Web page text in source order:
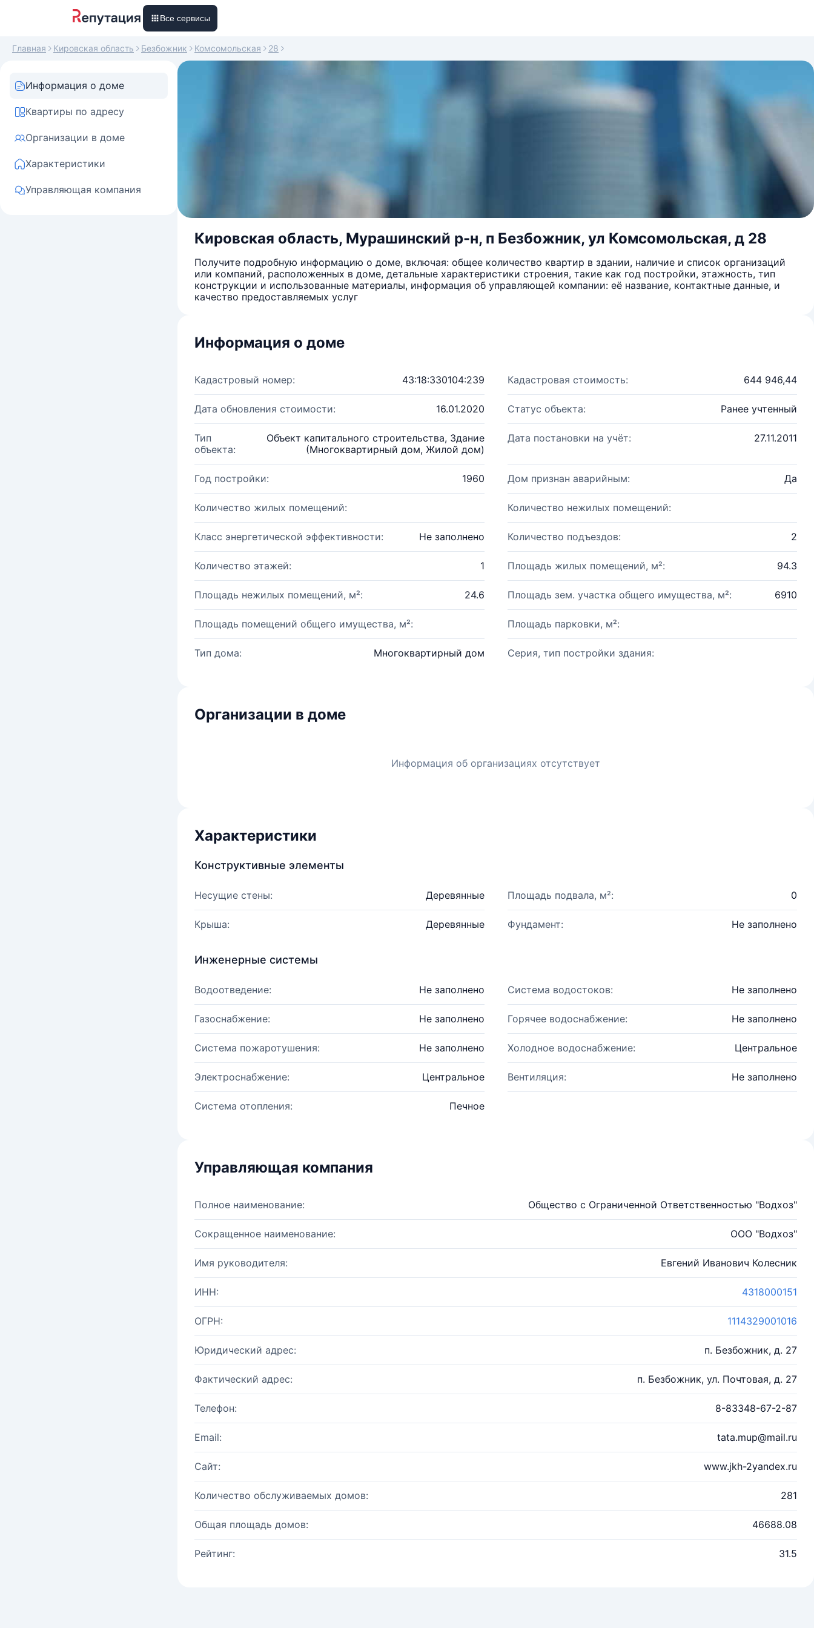
Все сервисы
Главная Кировская область Безбожник Комсомольская 28
Информация о доме
Квартиры по адресу
Организации в доме
Характеристики
Управляющая компания
Кировская область, Мурашинский р-н, п Безбожник, ул Комсомольская, д 28
Получите подробную информацию о доме, включая: общее количество квартир в здании, наличие и список организаций
или компаний, расположенных в доме, детальные характеристики строения, такие как год постройки, этажность, тип
конструкции и использованные материалы, информация об управляющей компании: её название, контактные данные, и
качество предоставляемых услуг
Информация о доме
Кадастровый номер: 43:18:330104:239 Кадастровая стоимость: 644 946,44
Дата обновления стоимости: 16.01.2020 Статус объекта: Ранее учтенный
Тип
объекта:
Объект капитального строительства, Здание
(Многоквартирный дом, Жилой дом)
Дата постановки на учёт: 27.11.2011
Год постройки: 1960 Дом признан аварийным: Да
Количество жилых помещений: Количество нежилых помещений:
Класс энергетической эффективности: Не заполнено Количество подъездов: 2
Количество этажей: 1 Площадь жилых помещений, м²: 94.3
Площадь нежилых помещений, м²: 24.6 Площадь зем. участка общего имущества, м²: 6910
Площадь помещений общего имущества, м²: Площадь парковки, м²:
Тип дома: Многоквартирный дом Серия, тип постройки здания:
Организации в доме
Информация об организациях отсутствует
Характеристики
Конструктивные элементы
Несущие стены: Деревянные Площадь подвала, м²: 0
Крыша: Деревянные Фундамент: Не заполнено
Инженерные системы
Водоотведение: Не заполнено Система водостоков: Не заполнено
Газоснабжение: Не заполнено Горячее водоснабжение: Не заполнено
Система пожаротушения: Не заполнено Холодное водоснабжение: Центральное
Электроснабжение: Центральное Вентиляция: Не заполнено
Система отопления: Печное
Управляющая компания
Полное наименование: Общество с Ограниченной Ответственностью "Водхоз"
Сокращенное наименование: ООО "Водхоз"
Имя руководителя: Евгений Иванович Колесник
ИНН: 4318000151
ОГРН: 1114329001016
Юридический адрес: п. Безбожник, д. 27
Фактический адрес: п. Безбожник, ул. Почтовая, д. 27
Телефон: 8-83348-67-2-87
Email: tata.mup@mail.ru
Сайт: www.jkh-2yandex.ru
Количество обслуживаемых домов: 281
Общая площадь домов: 46688.08
Рейтинг: 31.5